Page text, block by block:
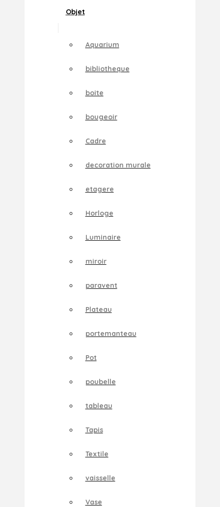
Objet
Aquarium
bibliotheque
boite
bougeoir
Cadre
decoration murale
etagere
Horloge
Luminaire
miroir
paravent
Plateau
portemanteau
Pot
poubelle
tableau
Tapis
Textile
vaisselle
Vase